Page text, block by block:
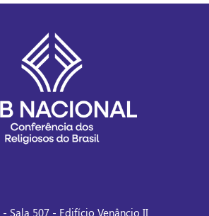
- Sala 507 - Edifício Venâncio II